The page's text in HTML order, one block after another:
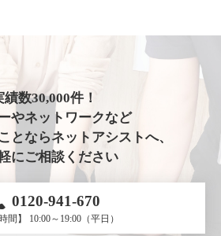
績数30,000件！
やネットワークなど
とならネットアシストへ、
にご相談ください
0120-941-670
間】 10:00～19:00（平日）